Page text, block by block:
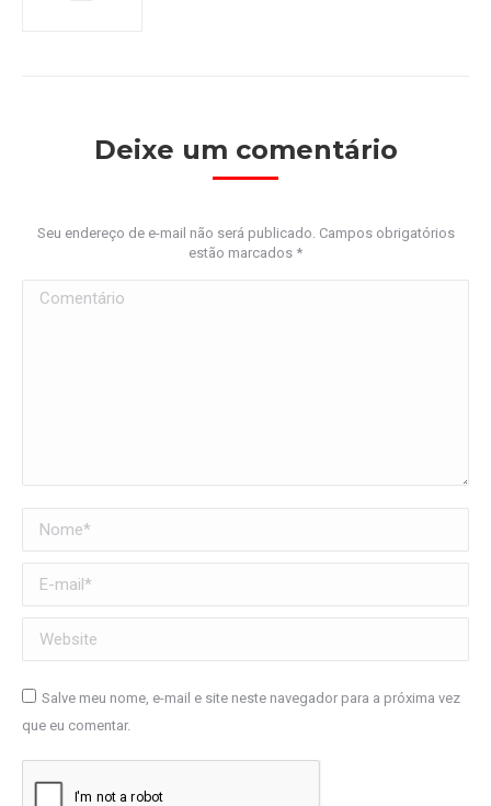
Deixe um comentário
Seu endereço de e-mail não será publicado. Campos obrigatórios
estão marcados *
Comentário
Nome *
E-mail *
Website
Salve meu nome, e-mail e site neste navegador para a próxima vez
que eu comentar.